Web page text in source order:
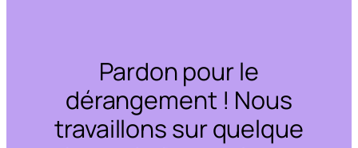
Pardon pour le
dérangement ! Nous
travaillons sur quelque